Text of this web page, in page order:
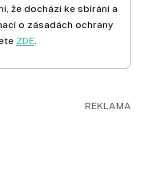
že dochází ke sbírání a
o zásadách ochrany
ZDE.